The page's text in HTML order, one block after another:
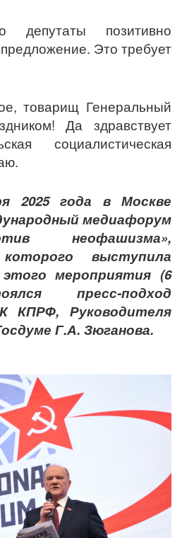
позитивно
Это требует
товарищ Генеральный
Да здравствует
социалистическая
2025 года в Москве
медиафорум
неофашизма»,
выступила
мероприятия (6
пресс-подход
КПРФ, Руководителя
Г.А. Зюганова.